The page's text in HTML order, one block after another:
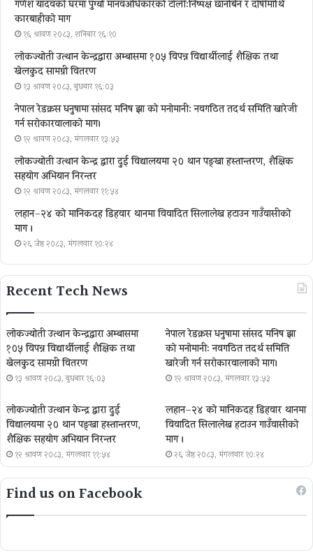
गणेश यादवको घरमा पुग्याे मानवअधिकारकाे टोली:निष्पक्ष छानबिन र दोषीमाथि
कारबाहीको माग
१६ श्रावण २०८३, शनिबार १६:१०
लोकज्योती उत्थान केन्द्रद्वारा अम्बासमा १०५ विपन्न विद्यार्थीलाई शैक्षिक तथा
खेलकुद सामग्री वितरण
१३ श्रावण २०८३, बुधबार १६:०३
नेपाल रेडक्रस धनुषामा सांसद मनिष झा को मनोमानी: नवगठित तदर्थ समिति खारेजी
गर्न सरोकारवालाको माग।
१२ श्रावण २०८३, मंगलवार १३:५३
लोकज्योती उत्थान केन्द्र द्वारा दुई विद्यालयमा २० थान पङ्खा हस्तान्तरण, शैक्षिक
सहयोग अभियान निरन्तर
१२ श्रावण २०८३, मंगलवार ११:५४
लहान–२४ को मानिकदह डिहवार थानमा विवादित सिलालेख हटाउन गाउँवासीको
माग ।
२६ जेष्ठ २०८३, मंगलवार १०:२४
Recent Tech News
लोकज्योती उत्थान केन्द्रद्वारा अम्बासमा
१०५ विपन्न विद्यार्थीलाई शैक्षिक तथा
खेलकुद सामग्री वितरण
१३ श्रावण २०८३, बुधबार १६:०३
नेपाल रेडक्रस धनुषामा सांसद मनिष झा
को मनोमानी: नवगठित तदर्थ समिति
खारेजी गर्न सरोकारवालाको माग।
१२ श्रावण २०८३, मंगलवार १३:५३
लोकज्योती उत्थान केन्द्र द्वारा दुई
विद्यालयमा २० थान पङ्खा हस्तान्तरण,
शैक्षिक सहयोग अभियान निरन्तर
१२ श्रावण २०८३, मंगलवार ११:५४
लहान–२४ को मानिकदह डिहवार थानमा
विवादित सिलालेख हटाउन गाउँवासीको
माग ।
२६ जेष्ठ २०८३, मंगलवार १०:२४
Find us on Facebook